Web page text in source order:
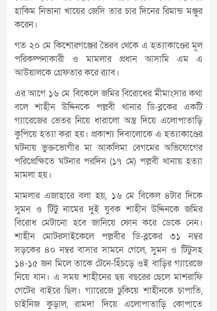
হাকিম নিভানা খায়ের জেসি তার চার দিনের রিমান্ড মঞ্জুর
করেন।
গত ২০ মে কিশোরগঞ্জের ভৈরব থেকে এ হত্যাকাণ্ডের মূল
পরিকল্পনাকারী ও মামলার প্রধান আসামি এম এ
আউয়ালকে গ্রেফতার করে র‍্যাব।
এর আগে ১৬ মে বিকেলে জমির বিরোধের মীমাংসার কথা
বলে শাহীন উদ্দিনকে পল্লবী থানার ডি-ব্লকের একটি
গ্যারেজের ভেতর নিয়ে ধারালো অস্ত্র দিয়ে এলোপাতাড়ি
কুপিয়ে হত্যা করা হয়। প্রকাশ্য দিবালোকে এ হত্যাকাণ্ডের
ঘটনায় ভুক্তভোগীর মা আকলিমা বেগমের অভিযোগের
পরিপ্রেক্ষিতে ঘটনার পরদিন (১৭ মে) পল্লবী থানায় হত্যা
মামলা হয়।
মামলার এজাহারে বলা হয়, ১৬ মে বিকেল ৪টার দিকে
সুমন ও টিটু নামের দুই যুবক শাহীন উদ্দিনকে জমির
বিরোধ মেটানো হবে জানিয়ে ফোন করে ডেকে নেন।
শাহীন মোটরসাইকেলে পল্লবীর ডি-ব্লকের ৩১ নম্বর
সড়কের ৪০ নম্বর বাসার সামনে গেলে, সুমন ও টিটুসহ
১৪-১৫ জন মিলে তাকে টেনে-হিঁচড়ে ওই বাড়ির গ্যারেজে
নিয়ে যান। এ সময় শাহীনের ছয় বছরের ছেলে মাশরাফি
গেটের বাইরে ছিল। গ্যারেজে ঢুকিয়ে শাহীনকে চাপাতি,
চাইনিজ কুড়াল, রামদা দিয়ে এলোপাতাড়ি কোপাতে